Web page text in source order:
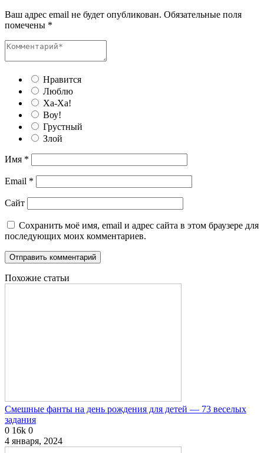
Ваш адрес email не будет опубликован. Обязательные поля
помечены *
Нравится
Люблю
Ха-Ха!
Воу!
Грустный
Злой
Имя *
Email *
Сайт
Сохранить моё имя, email и адрес сайта в этом браузере для
последующих моих комментариев.
Похожие статьи
Смешные фанты на день рождения для детей — 73 веселых
задания
0 16k 0
4 января, 2024